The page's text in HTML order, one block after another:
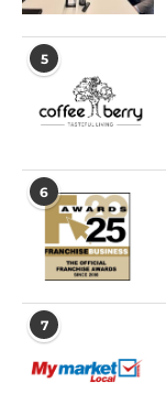
5
6
7